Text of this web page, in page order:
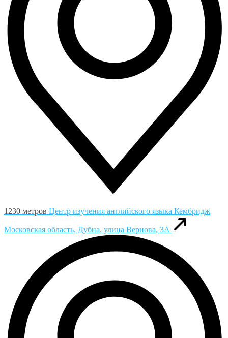
1230 метров Центр изучения английского языка Кембридж
Московская область, Дубна, улица Вернова, 3А